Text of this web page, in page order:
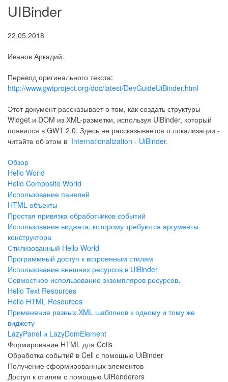
UIBinder
22.05.2018
Иванов Аркадий.
Перевод оригинального текста:
http://www.gwtproject.org/doc/latest/DevGuideUiBinder.html
Этот документ рассказывает о том, как создать структуры
Widget и DOM из XML-разметки, используя UiBinder, который
появился в GWT 2.0. Здесь не рассказывается о локализации -
читайте об этом в Internationalization - UiBinder.
Обзор
Hello World
Hello Composite World
Использование панелей
HTML объекты
Простая привязка обработчиков событий
Использование виджета, которому требуются аргументы
конструктора
Стилизованный Hello World
Программный доступ к встроенным стилям
Использование внешних ресурсов в UiBinder
Совместное использование экземпляров ресурсов.
Hello Text Resources
Hello HTML Resources
Применение разных XML шаблонов к одному и тому же
виджету
LazyPanel и LazyDomElement
Формирование HTML для Cells
Обработка событий в Cell с помощью UiBinder
Получение сформированных элементов
Доступ к стилям с помощью UiRenderers